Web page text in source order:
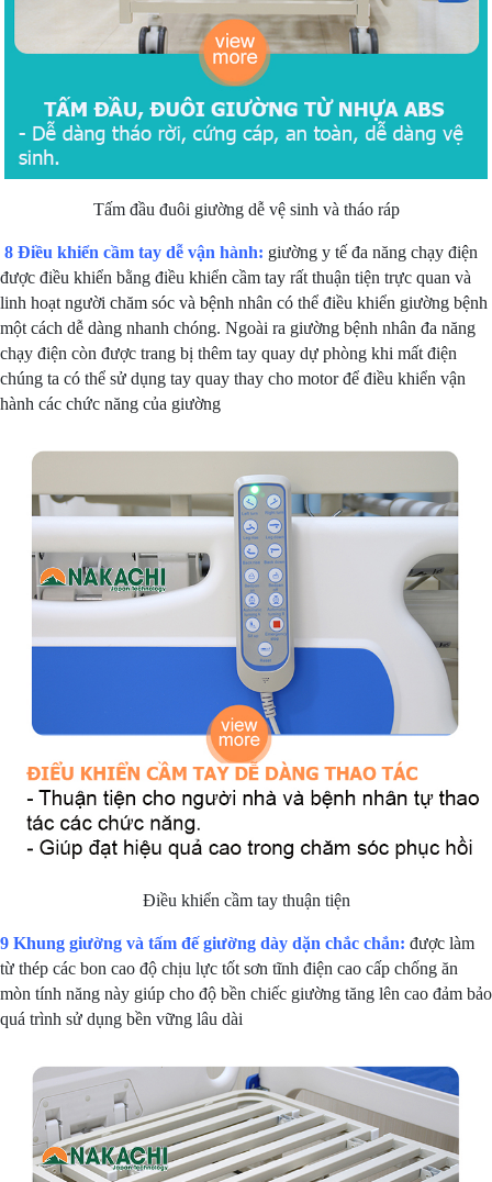
Tấm đầu đuôi giường dễ vệ sinh và tháo ráp
8 Điều khiển cầm tay dễ vận hành: giường y tế đa năng chạy điện
được điều khiển bằng điều khiển cầm tay rất thuận tiện trực quan và
linh hoạt người chăm sóc và bệnh nhân có thể điều khiển giường bệnh
một cách dễ dàng nhanh chóng. Ngoài ra giường bệnh nhân đa năng
chạy điện còn được trang bị thêm tay quay dự phòng khi mất điện
chúng ta có thể sử dụng tay quay thay cho motor để điều khiển vận
hành các chức năng của giường
Điều khiển cầm tay thuận tiện
9 Khung giường và tấm đế giường dày dặn chắc chắn: được làm
từ thép các bon cao độ chịu lực tốt sơn tĩnh điện cao cấp chống ăn
mòn tính năng này giúp cho độ bền chiếc giường tăng lên cao đảm bảo
quá trình sử dụng bền vững lâu dài